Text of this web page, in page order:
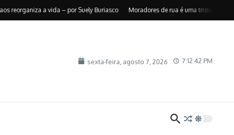
a vida – por Suely Buriasco Moradores de rua é uma triste realidade –
sexta-feira, agosto 7, 2026 7:12:43 PM